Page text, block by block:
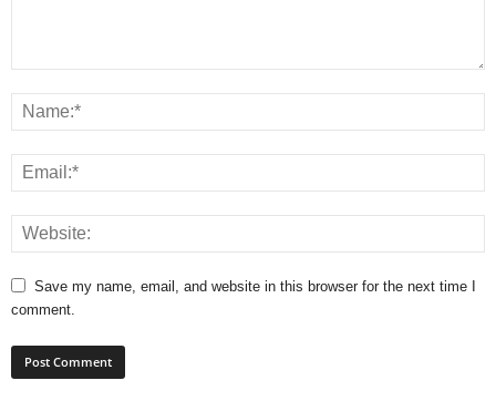
Save my name, email, and website in this browser for the next time I
comment.